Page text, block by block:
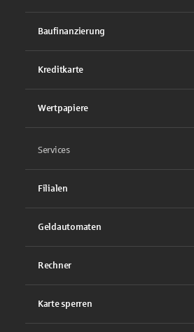
Baufinanzierung
Kreditkarte
Wertpapiere
Services
Filialen
Geldautomaten
Rechner
Karte sperren